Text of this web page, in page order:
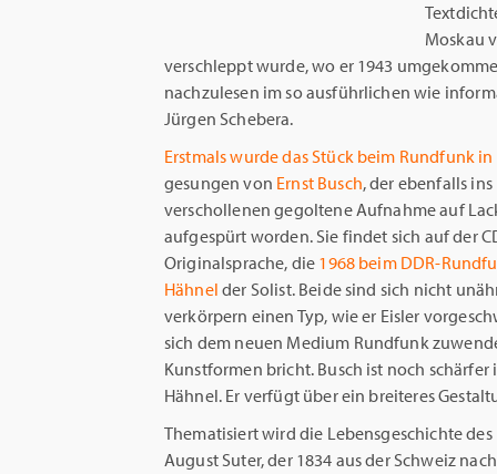
Moskau
verschleppt wurde, wo er 1943
nachzulesen im so ausführlichen wie
Jürgen Schebera.
Erstmals wurde das Stück beim Rundfunk
gesungen von Ernst Busch, der ebenfalls
verschollenen gegoltene Aufnahme auf
aufgespürt worden. Sie findet sich auf der
Originalsprache, die 1968 beim DDR-
Hähnel der Solist. Beide sind sich nicht
verkörpern einen Typ, wie er Eisler
sich dem neuen Medium Rundfunk
Kunstformen bricht. Busch ist noch
Hähnel. Er verfügt über ein breiteres
Thematisiert wird die Lebensgeschichte
August Suter, der 1834 aus der Schweiz